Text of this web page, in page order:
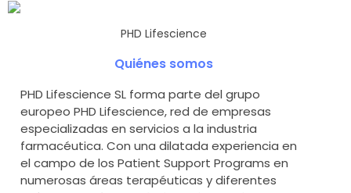
PHD Lifescience
Quiénes somos
PHD Lifescience SL forma parte del grupo
europeo PHD Lifescience, red de empresas
especializadas en servicios a la industria
farmacéutica. Con una dilatada experiencia en
el campo de los Patient Support Programs en
numerosas áreas terapéuticas y diferentes